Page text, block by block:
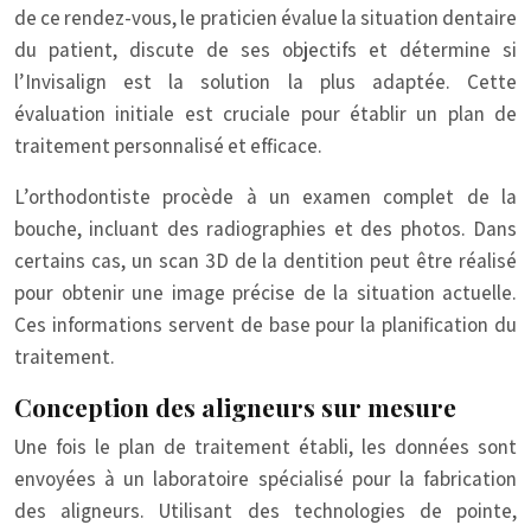
de ce rendez-vous, le praticien évalue la situation dentaire
du patient, discute de ses objectifs et détermine si
l’Invisalign est la solution la plus adaptée. Cette
évaluation initiale est cruciale pour établir un plan de
traitement personnalisé et efficace.
L’orthodontiste procède à un examen complet de la
bouche, incluant des radiographies et des photos. Dans
certains cas, un scan 3D de la dentition peut être réalisé
pour obtenir une image précise de la situation actuelle.
Ces informations servent de base pour la planification du
traitement.
Conception des aligneurs sur mesure
Une fois le plan de traitement établi, les données sont
envoyées à un laboratoire spécialisé pour la fabrication
des aligneurs. Utilisant des technologies de pointe,